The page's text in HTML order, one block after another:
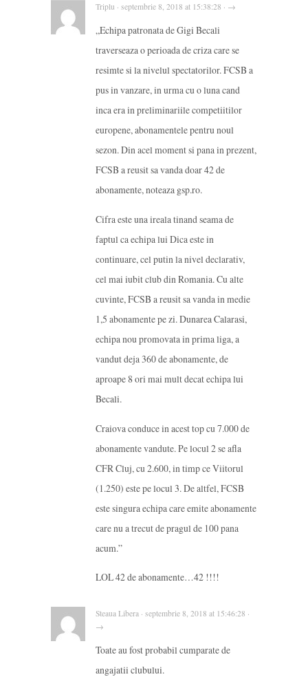
Triplu · septembrie 8, 2018 at 15:38:28 · →
„Echipa patronata de Gigi Becali
traverseaza o perioada de criza care se
resimte si la nivelul spectatorilor. FCSB a
pus in vanzare, in urma cu o luna cand
inca era in preliminariile competiitilor
europene, abonamentele pentru noul
sezon. Din acel moment si pana in prezent,
FCSB a reusit sa vanda doar 42 de
abonamente, noteaza gsp.ro.
Cifra este una ireala tinand seama de
faptul ca echipa lui Dica este in
continuare, cel putin la nivel declarativ,
cel mai iubit club din Romania. Cu alte
cuvinte, FCSB a reusit sa vanda in medie
1,5 abonamente pe zi. Dunarea Calarasi,
echipa nou promovata in prima liga, a
vandut deja 360 de abonamente, de
aproape 8 ori mai mult decat echipa lui
Becali.
Craiova conduce in acest top cu 7.000 de
abonamente vandute. Pe locul 2 se afla
CFR Cluj, cu 2.600, in timp ce Viitorul
(1.250) este pe locul 3. De altfel, FCSB
este singura echipa care emite abonamente
care nu a trecut de pragul de 100 pana
acum.”
LOL 42 de abonamente…42 !!!!
Steaua Libera · septembrie 8, 2018 at 15:46:28 ·
→
Toate au fost probabil cumparate de
angajatii clubului.